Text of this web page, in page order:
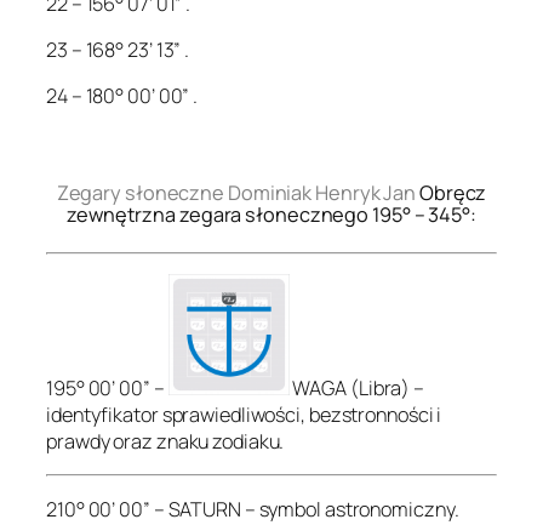
23 – 168° 23’ 13” .
24 – 180° 00’ 00” .
Zegary słoneczne Dominiak Henryk JanObręcz
zewnętrzna zegara słonecznego 195° – 345°:
195° 00’ 00” –
WAGA (Libra) –
identyfikator sprawiedliwości, bezstronności i
prawdy oraz znaku zodiaku.
210° 00’ 00” – SATURN – symbol astronomiczny.